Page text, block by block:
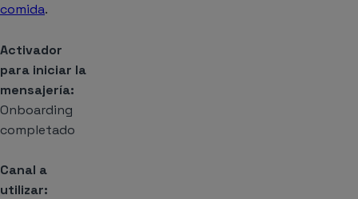
comida.
Activador
para iniciar la
mensajería:
Onboarding
completado
Canal a
utilizar: